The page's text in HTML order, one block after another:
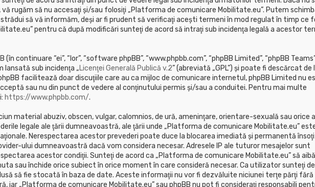
rugăm să nu accesaţi şi/sau folosiţi „Platforma de comunicare Mobilitate.eu”. Putem
să vă informăm, deşi ar fi prudent să verificaţi aceşti termeni în mod regulat în timp ce
pentru că după modificări sunteţi de acord să intraţi sub incidenţa legală a acestor
continuare “ei”, “lor”, “software phpBB”, “www.phpbb.com”, “phpBB Limited”, “phpBB
lansată sub incidenţa „Licenţei Generală Publică v.2” (abreviată „GPL”) şi poate fi descărcat de
facilitează doar discuţiile care au ca mijloc de comunicare internetul, phpBB Limited nu
sau nu din punct de vedere al conţinutului permis şi/sau a conduitei. Pentru mai multe
https://www.phpbb.com/.
material abuziv, obscen, vulgar, calomnios, de ură, ameninţare, orientare-sexuală sau orice
legale ale ţării dumneavoastră, ale ţării unde „Platforma de comunicare Mobilitate.eu”
Nerespectarea acestor prevederi poate duce la blocarea imediată şi permanentă
ului dumneavoastră dacă vom considera necesar. Adresele IP ale tuturor mesajelor sunt
acestor condiţii. Sunteţi de acord ca „Platforma de comunicare Mobilitate.eu” să aibă
sau închide orice subiect în orice moment în care consideră necesar. Ca utilizator sunteţi de
să fie stocată în baza de date. Aceste informaţii nu vor fi dezvăluite niciunei terţe părţi fără
iar „Platforma de comunicare Mobilitate.eu” sau phpBB nu pot fi consideraţi responsabili